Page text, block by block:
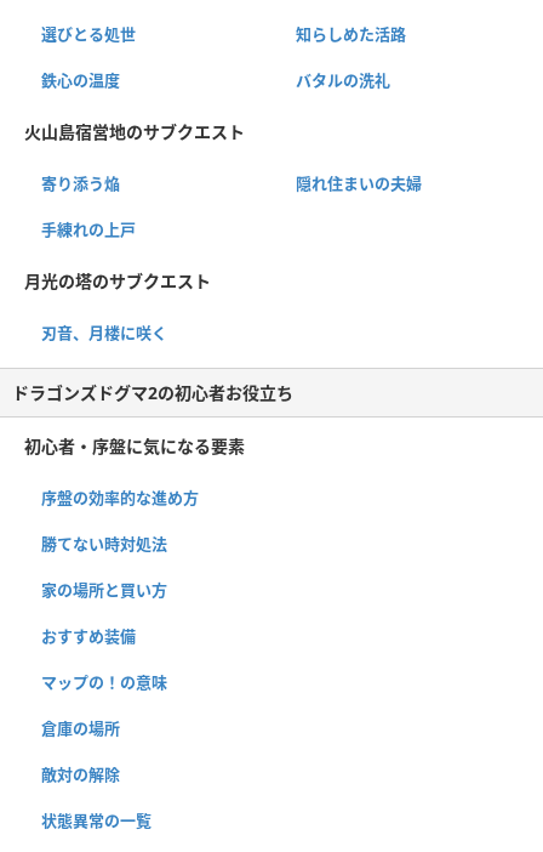
選びとる処世 知らしめた活路
鉄心の温度 バタルの洗礼
火山島宿営地のサブクエスト
寄り添う焔 隠れ住まいの夫婦
手練れの上戸
月光の塔のサブクエスト
刃音、月楼に咲く
ドラゴンズドグマ2の初心者お役立ち
初心者・序盤に気になる要素
序盤の効率的な進め方
勝てない時対処法
家の場所と買い方
おすすめ装備
マップの！の意味
倉庫の場所
敵対の解除
状態異常の一覧